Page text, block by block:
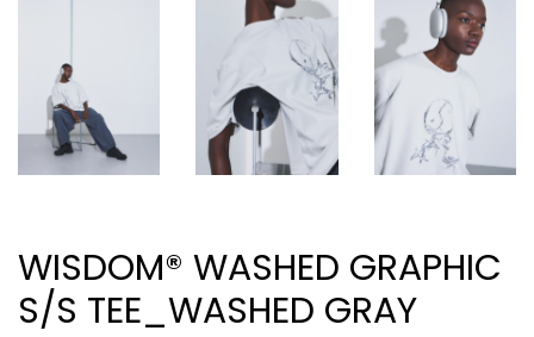
WISDOM® WASHED GRAPHIC
S/S TEE_WASHED GRAY